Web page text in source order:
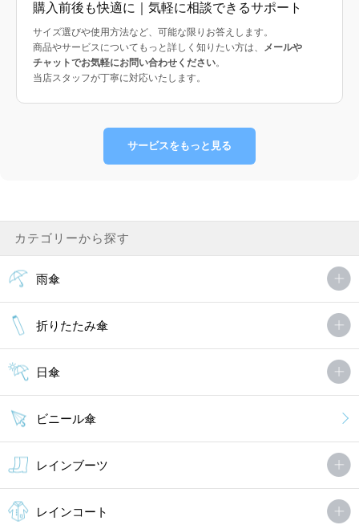
購入前後も快適に｜気軽に相談できるサポート
サイズ選びや使用方法など、可能な限りお答えします。
商品やサービスについてもっと詳しく知りたい方は、 メールや
チャットでお気軽にお問い合わせください。
当店スタッフが丁寧に対応いたします。
サービスをもっと見る
カテゴリーから探す
雨傘
折りたたみ傘
日傘
ビニール傘
レインブーツ
レインコート